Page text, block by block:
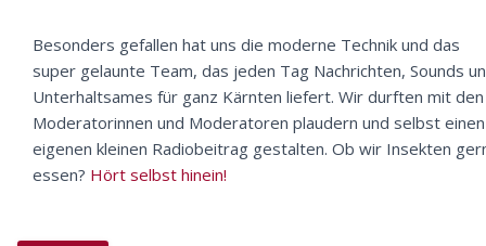
Besonders gefallen hat uns die moderne Technik und das
super gelaunte Team, das jeden Tag Nachrichten, Sounds
Unterhaltsames für ganz Kärnten liefert. Wir durften mit den
Moderatorinnen und Moderatoren plaudern und selbst einen
eigenen kleinen Radiobeitrag gestalten. Ob wir Insekten
essen? Hört selbst hinein!